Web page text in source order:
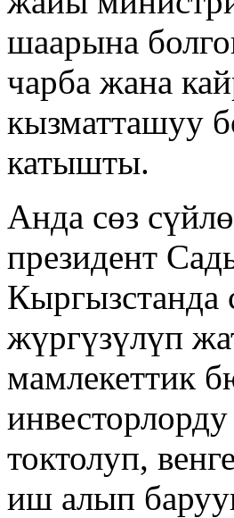
шаарына
чарба жана
кызматташуу
катышты.
Анда сөз
президент
Кыргызстанда
жүргүзүлүп
мамлекеттик
токтолуп,
иш алып